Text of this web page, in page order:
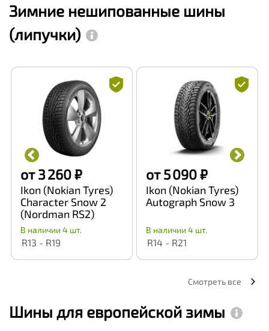
Зимние нешипованные шины
(липучки)
от 3 260 ₽
Ikon (Nokian Tyres)
Character Snow 2
(Nordman RS2)
В наличии 4 шт.
R13 - R19
от 5 090 ₽
Ikon (Nokian Tyres)
Autograph Snow 3
В наличии 4 шт.
R14 - R21
Смотреть все
Шины для европейской зимы